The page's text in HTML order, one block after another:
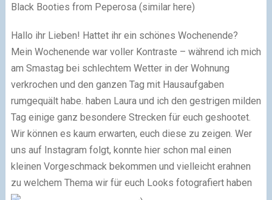
Black Booties from Peperosa (similar here)
Hallo ihr Lieben! Hattet ihr ein schönes Wochenende?
Mein Wochenende war voller Kontraste – während ich mich
am Smastag bei schlechtem Wetter in der Wohnung
verkrochen und den ganzen Tag mit Hausaufgaben
rumgequält habe. haben Laura und ich den gestrigen milden
Tag einige ganz besondere Strecken für euch geshootet.
Wir können es kaum erwarten, euch diese zu zeigen. Wer
uns auf Instagram folgt, konnte hier schon mal einen
kleinen Vorgeschmack bekommen und vielleicht erahnen
zu welchem Thema wir für euch Looks fotografiert haben